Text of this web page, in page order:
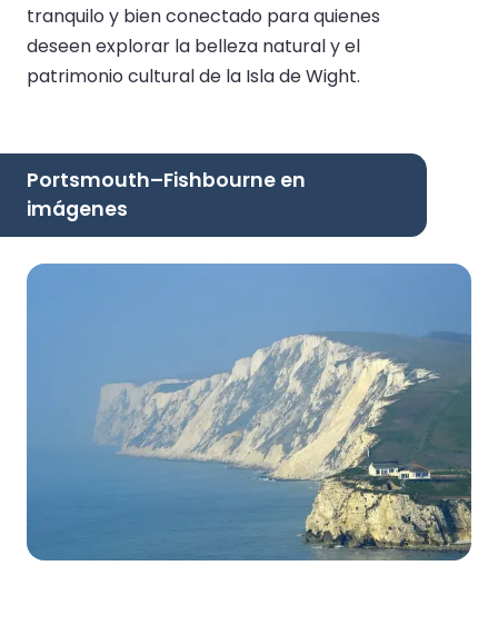
tranquilo y bien conectado para quienes
deseen explorar la belleza natural y el
patrimonio cultural de la Isla de Wight.
Portsmouth–Fishbourne en
imágenes